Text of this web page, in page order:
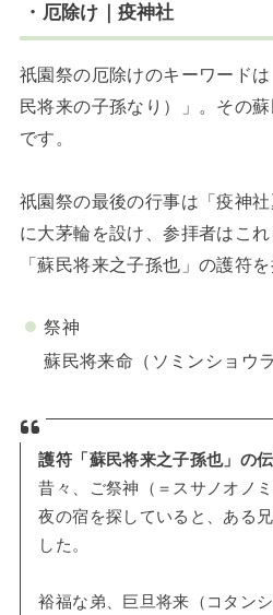
・厄除け｜疫神社
祇園祭の厄除けのキーワード
民将来の子孫なり）」。その
です。
祇園祭の最後の行事は「疫神
に大茅輪を設け、参拝者はこ
「蘇民将来之子孫也」の護符を
祭神
蘇民将来命（ソミンショウ
護符「蘇民将来之子孫也」の
昔々、ご祭神（＝スサノオノ
夜の宿を探していると、ある
した。
裕福な弟、巨旦将来（コタン